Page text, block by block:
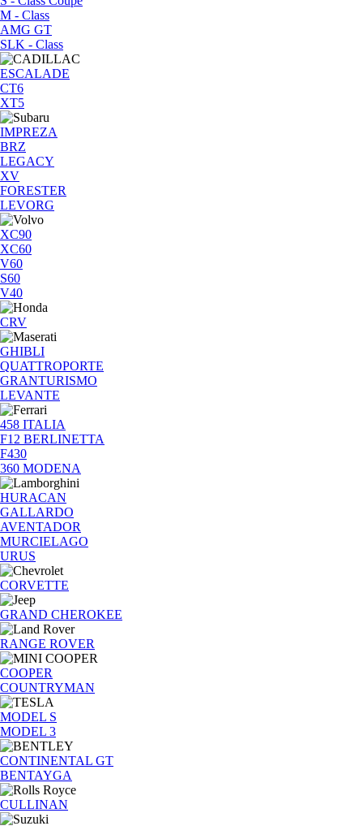
M - Class
AMG GT
SLK - Class
ESCALADE
CT6
XT5
IMPREZA
BRZ
LEGACY
XV
FORESTER
LEVORG
XC90
XC60
V60
S60
V40
CRV
GHIBLI
QUATTROPORTE
GRANTURISMO
LEVANTE
458 ITALIA
F12 BERLINETTA
F430
360 MODENA
HURACAN
GALLARDO
AVENTADOR
MURCIELAGO
URUS
CORVETTE
GRAND CHEROKEE
RANGE ROVER
COOPER
COUNTRYMAN
MODEL S
MODEL 3
CONTINENTAL GT
BENTAYGA
CULLINAN